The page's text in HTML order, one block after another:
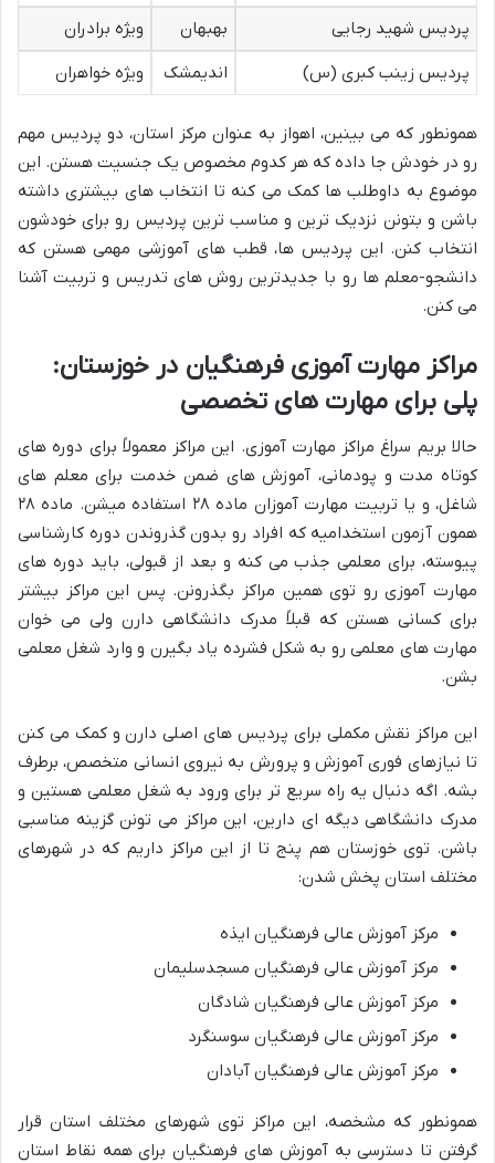
پردیس شهید رجایی بهبهان
ویژه برادران
پردیس زینب کبری (س)
اندیمشک ویژه خواهران
همونطور که می بینین، اهواز به عنوان مرکز استان، دو پردیس مهم
رو در خودش جا داده که هر کدوم مخصوص یک جنسیت هستن. این
موضوع به داوطلب ها کمک می کنه تا انتخاب های بیشتری داشته
باشن و بتونن نزدیک ترین و مناسب ترین پردیس رو برای خودشون
انتخاب کنن. این پردیس ها، قطب های آموزشی مهمی هستن که
دانشجو-معلم ها رو با جدیدترین روش های تدریس و تربیت آشنا
می کنن.
مراکز مهارت آموزی فرهنگیان در خوزستان:
پلی برای مهارت های تخصصی
حالا بریم سراغ مراکز مهارت آموزی. این مراکز معمولاً برای دوره های
کوتاه مدت و پودمانی، آموزش های ضمن خدمت برای معلم های
شاغل، و یا تربیت مهارت آموزان ماده ۲۸ استفاده میشن. ماده ۲۸
همون آزمون استخدامیه که افراد رو بدون گذروندن دوره کارشناسی
پیوسته، برای معلمی جذب می کنه و بعد از قبولی، باید دوره های
مهارت آموزی رو توی همین مراکز بگذرونن. پس این مراکز بیشتر
برای کسانی هستن که قبلاً مدرک دانشگاهی دارن ولی می خوان
مهارت های معلمی رو به شکل فشرده یاد بگیرن و وارد شغل معلمی
بشن.
این مراکز نقش مکملی برای پردیس های اصلی دارن و کمک می کنن
تا نیازهای فوری آموزش و پرورش به نیروی انسانی متخصص، برطرف
بشه. اگه دنبال یه راه سریع تر برای ورود به شغل معلمی هستین و
مدرک دانشگاهی دیگه ای دارین، این مراکز می تونن گزینه مناسبی
باشن. توی خوزستان هم پنج تا از این مراکز داریم که در شهرهای
مختلف استان پخش شدن:
مرکز آموزش عالی فرهنگیان ایذه
مرکز آموزش عالی فرهنگیان مسجدسلیمان
مرکز آموزش عالی فرهنگیان شادگان
مرکز آموزش عالی فرهنگیان سوسنگرد
مرکز آموزش عالی فرهنگیان آبادان
همونطور که مشخصه، این مراکز توی شهرهای مختلف استان قرار
گرفتن تا دسترسی به آموزش های فرهنگیان برای همه نقاط استان